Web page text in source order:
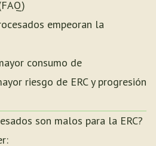
empeoran la
consumo de
riesgo de ERC y progresión
son malos para la ERC?